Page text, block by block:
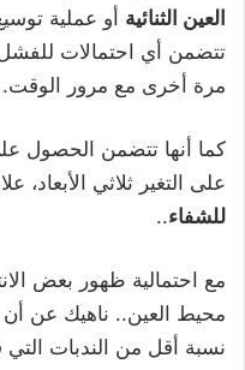
العين الثنائية أو عملية
تتضمن أي احتمالات
مرة أخرى مع مرور الوقت.
كما أنها تتضمن الحصول
على التغير ثلاثي الأبعاد،
للشفاء..
مع احتمالية ظهور بعض
محيط العين.. ناهيك عن
نسبة أقل من الندبات التي